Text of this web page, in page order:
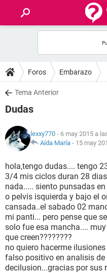
FOROS
SALUD
NUTRICIÓN
BIENESTAR
SEXUALIDAD
GLOSARIO
Foros Embarazo
Tema Anterior
Dudas
lexxy770 - 6 may 2015 a
Aída María - 15 may
hola,tengo dudas.... tengo
3/4 mis ciclos duran 28
nada..... siento punsadas
o pelvis isquierda y bajo el
cansada..el sabado 02
mi panti... pero pense que
solo fue esa mancha....
que creen????????
no quiero hacerme
falso positivo en analisis
decilusion...gracias por sus